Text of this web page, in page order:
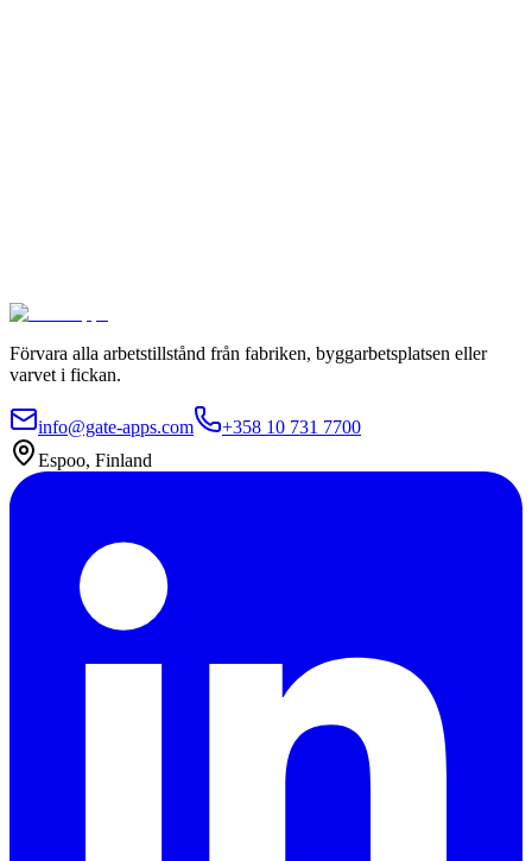
Förvara alla arbetstillstånd från fabriken, byggarbetsplatsen eller
varvet i fickan.
info@gate-apps.com
+358 10 731 7700
Espoo, Finland